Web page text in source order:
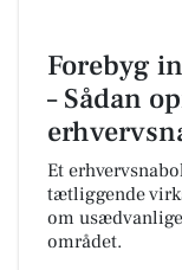
Forebyg
– Sådan
Et
tætliggende
om
området.